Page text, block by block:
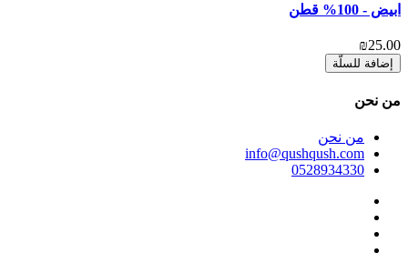
ابيض - 100% قطن
₪25.00
إضافة للسلّة
ﻣﻦ ﻧﺤﻦ
ﻣﻦ ﻧﺤﻦ
info@qushqush.com
0528934330